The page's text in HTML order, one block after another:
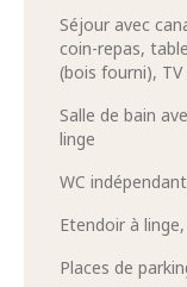
Séjour avec
coin-repas,
(bois fourni), TV
Salle de bain
linge
WC indépendant
Etendoir à
Places de